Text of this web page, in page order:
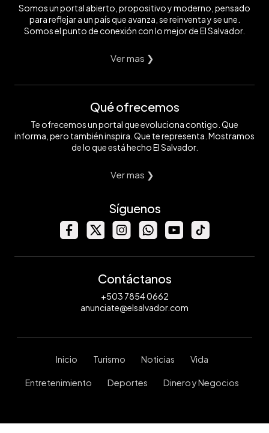
Somos un portal abierto, propositivo y moderno, pensado
para reflejar a un país que avanza, se reinventa y se une.
Somos el punto de conexión con lo mejor de El Salvador.
Ver mas ❯
Qué ofrecemos
Te ofrecemos un portal que evoluciona contigo. Que
informa, pero también inspira. Que te representa. Mostramos
de lo que está hecho El Salvador.
Ver mas ❯
Síguenos
Contáctanos
+503 7854 0662
anunciate@elsalvador.com
Inicio Turismo Noticias Vida
Entretenimiento Deportes Dinero y Negocios